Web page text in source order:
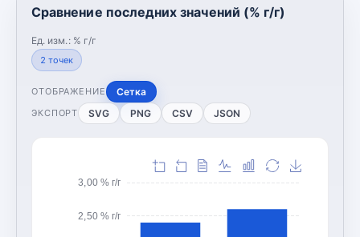
Сравнение последних значений (% г/г)
Ед. изм.: % г/г
2 точек
ОТОБРАЖЕНИЕ Сетка
ЭКСПОРТ SVG PNG CSV JSON
2,50 % г/г
3,00 % г/г